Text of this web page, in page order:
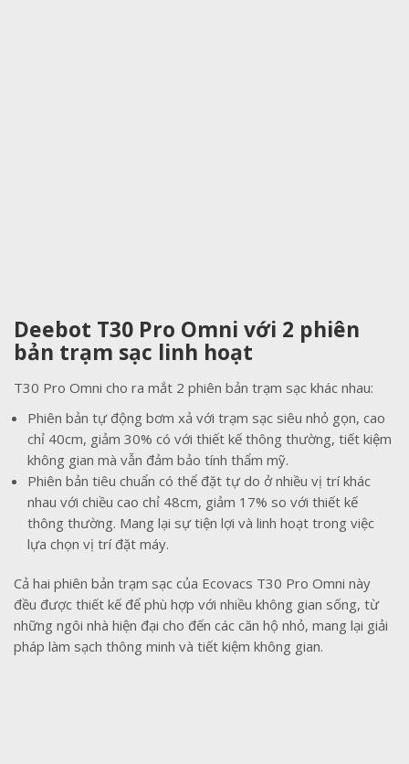
Deebot T30 Pro Omni với 2 phiên
bản trạm sạc linh hoạt
T30 Pro Omni cho ra mắt 2 phiên bản trạm sạc khác nhau:
Phiên bản tự động bơm xả với trạm sạc siêu nhỏ gọn, cao
chỉ 40cm, giảm 30% có với thiết kế thông thường, tiết kiệm
không gian mà vẫn đảm bảo tính thẩm mỹ.
Phiên bản tiêu chuẩn có thể đặt tự do ở nhiều vị trí khác
nhau với chiều cao chỉ 48cm, giảm 17% so với thiết kế
thông thường. Mang lại sự tiện lợi và linh hoạt trong việc
lựa chọn vị trí đặt máy.
Cả hai phiên bản trạm sạc của Ecovacs T30 Pro Omni này
đều được thiết kế để phù hợp với nhiều không gian sống, từ
những ngôi nhà hiện đại cho đến các căn hộ nhỏ, mang lại giải
pháp làm sạch thông minh và tiết kiệm không gian.